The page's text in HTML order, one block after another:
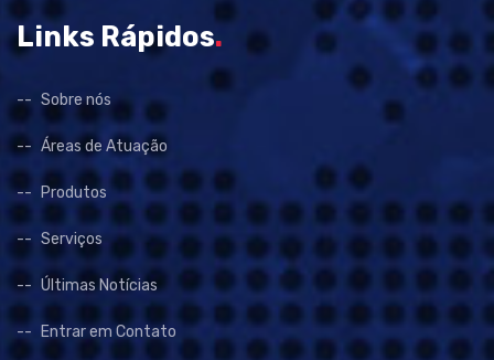
Links Rápidos.
Sobre nós
Áreas de Atuação
Produtos
Serviços
Últimas Notícias
Entrar em Contato